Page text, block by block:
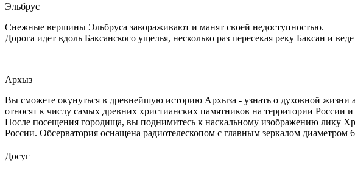
Эльбрус
Снежные вершины Эльбруса завораживают и манят своей недоступностью.
Дорога идет вдоль Баксанского ущелья, несколько раз пересекая реку Баксан и
Архыз
Вы сможете окунуться в древнейшую историю Архыза - узнать о духовной жизни
относят к числу самых древних христианских памятников на территории России
После посещения городища, вы поднимитесь к наскальному изображению лику
России. Обсерватория оснащена радиотелескопом с главным зеркалом диаметром
Досуг